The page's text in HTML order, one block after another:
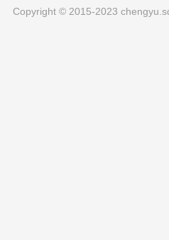
Copyright © 2015-2023